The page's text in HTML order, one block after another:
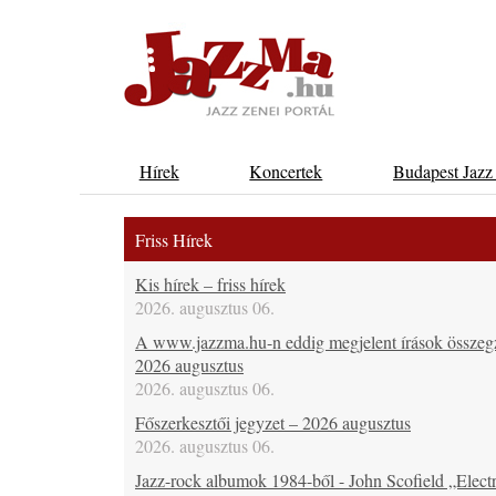
Hírek Koncertek Budapest
Friss Hírek
Kis hírek – friss hírek
2026. augusztus 06.
A www.jazzma.hu-n eddig megjelent írások
2026 augusztus
2026. augusztus 06.
Főszerkesztői jegyzet – 2026 augusztus
2026. augusztus 06.
Jazz-rock albumok 1984-ből - John Scofield